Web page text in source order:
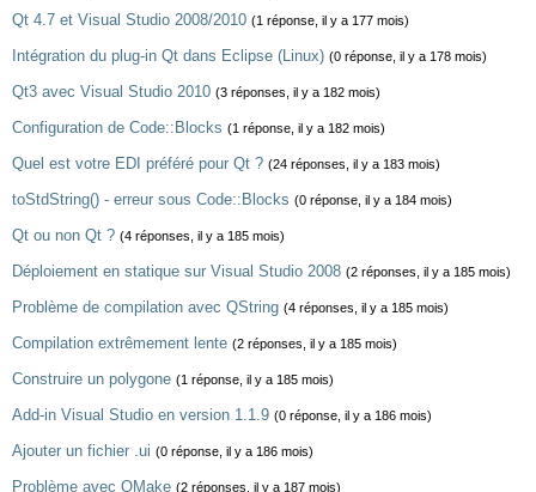
Qt 4.7 et Visual Studio 2008/2010 (1 réponse, il y a 177 mois)
Intégration du plug-in Qt dans Eclipse (Linux) (0 réponse, il y a 178 mois)
Qt3 avec Visual Studio 2010 (3 réponses, il y a 182 mois)
Configuration de Code::Blocks (1 réponse, il y a 182 mois)
Quel est votre EDI préféré pour Qt ? (24 réponses, il y a 183 mois)
toStdString() - erreur sous Code::Blocks (0 réponse, il y a 184 mois)
Qt ou non Qt ? (4 réponses, il y a 185 mois)
Déploiement en statique sur Visual Studio 2008 (2 réponses, il y a 185 mois)
Problème de compilation avec QString (4 réponses, il y a 185 mois)
Compilation extrêmement lente (2 réponses, il y a 185 mois)
Construire un polygone (1 réponse, il y a 185 mois)
Add-in Visual Studio en version 1.1.9 (0 réponse, il y a 186 mois)
Ajouter un fichier .ui (0 réponse, il y a 186 mois)
Problème avec QMake (2 réponses, il y a 187 mois)